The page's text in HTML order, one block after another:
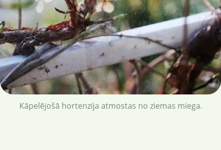
Kāpelējošā hortenzija atmostas no ziemas miega.